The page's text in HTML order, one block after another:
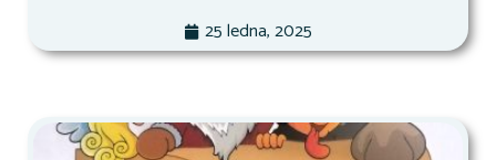
25 ledna, 2025